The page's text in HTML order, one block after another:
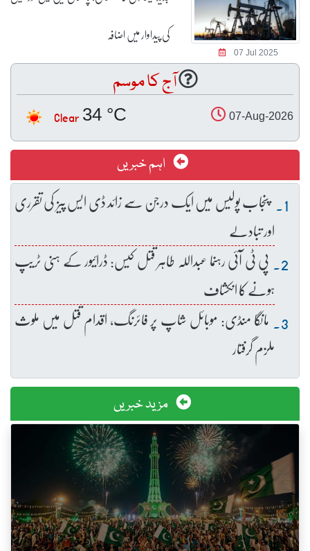
07 Jul 2025
کی پیداوار میں اضافہ
آج کا موسم
07-Aug-2026
34 °C
Clear
اہم خبریں
پنجاب پولیس میں ایک درجن سے زائد ڈی ایس پیز کی تقرری
اور تبادلے
پی ٹی آئی رہنما عبداللہ طاہر قتل کیس: ڈرائیور کے ہنی ٹریپ
ہونے کا انکشاف
مانگا منڈی: موبائل شاپ پر فائرنگ، اقدام قتل میں ملوث
ملزم گرفتار
مزید خبریں